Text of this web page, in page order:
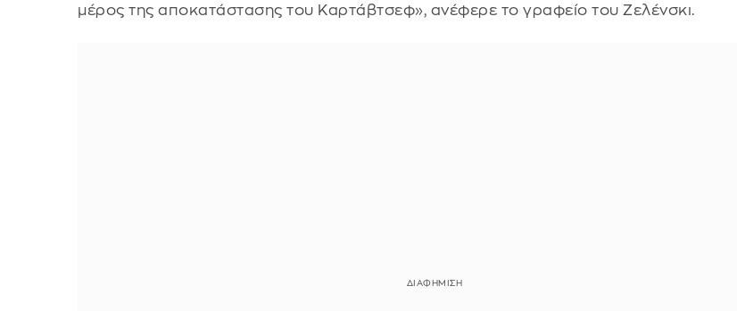
μέρος της αποκατάστασης του Καρτάβτσεφ», ανέφερε το γραφείο του Ζελένσκι.